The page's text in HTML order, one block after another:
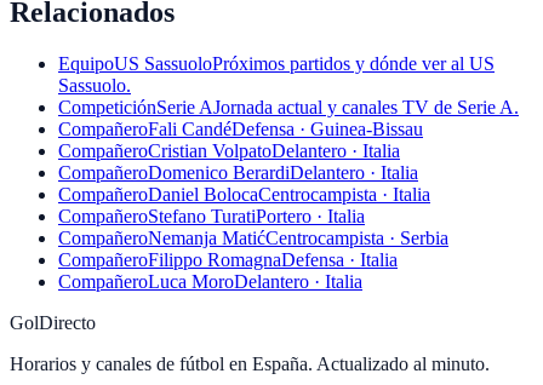
Relacionados
EquipoUS SassuoloPróximos partidos y dónde ver al US
Sassuolo.
CompeticiónSerie AJornada actual y canales TV de Serie A.
CompañeroFali CandéDefensa · Guinea-Bissau
CompañeroCristian VolpatoDelantero · Italia
CompañeroDomenico BerardiDelantero · Italia
CompañeroDaniel BolocaCentrocampista · Italia
CompañeroStefano TuratiPortero · Italia
CompañeroNemanja MatićCentrocampista · Serbia
CompañeroFilippo RomagnaDefensa · Italia
CompañeroLuca MoroDelantero · Italia
GolDirecto
Horarios y canales de fútbol en España. Actualizado al minuto.